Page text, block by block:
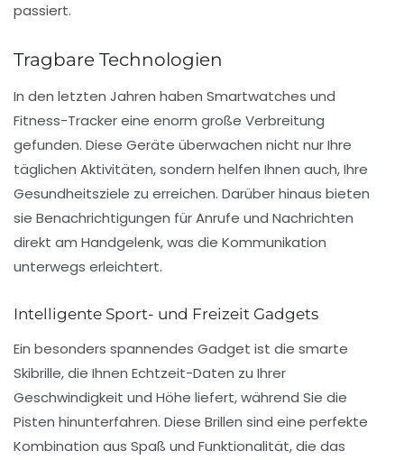
passiert.
Tragbare Technologien
In den letzten Jahren haben Smartwatches und
Fitness-Trackereine enorm große Verbreitung
gefunden. Diese Geräte überwachen nicht nur Ihre
täglichen Aktivitäten, sondern helfen Ihnen auch, Ihre
Gesundheitsziele zu erreichen. Darüber hinaus bieten
sie Benachrichtigungen für Anrufe und Nachrichten
direkt am Handgelenk, was die Kommunikation
unterwegs erleichtert.
Intelligente Sport- und Freizeit Gadgets
Ein besonders spannendes Gadget ist die smarte
Skibrille, die Ihnen Echtzeit-Daten zu Ihrer
Geschwindigkeit und Höhe liefert, während Sie die
Pisten hinunterfahren. Diese Brillen sind eine perfekte
Kombination aus Spaß und Funktionalität, die das